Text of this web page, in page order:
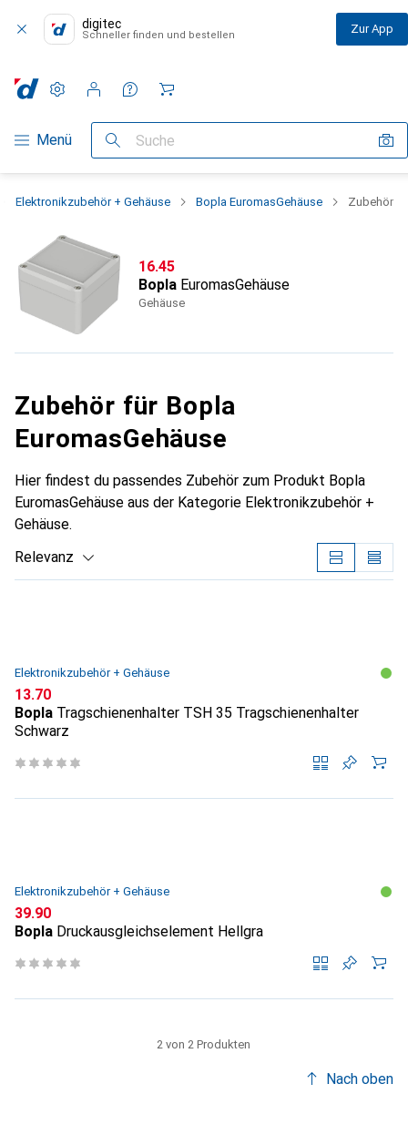
digitec
Schneller finden und bestellen Zur App
Navigation nach Kategorien
Menü Suche
Einstellungen
Kundenkonto
Vergleichslisten
Merklisten
Warenkorb
Elektronikzubehör + Gehäuse Bopla EuromasGehäuse Zubehör
CHF
16.45
Bopla EuromasGehäuse
Gehäuse
Zubehör für Bopla
EuromasGehäuse
Hier findest du passendes Zubehör zum Produkt Bopla
EuromasGehäuse aus der Kategorie Elektronikzubehör +
Gehäuse.
Relevanz
Elektronikzubehör + Gehäuse
CHF
13.70
Bopla Tragschienenhalter TSH 35 Tragschienenhalter
Schwarz
Elektronikzubehör + Gehäuse
CHF
39.90
Bopla Druckausgleichselement Hellgra
2 von 2 Produkten
Nach oben